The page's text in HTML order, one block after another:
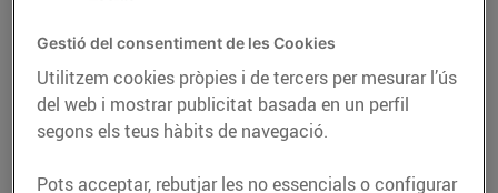
Consells per cuinar
amb vi
15/de setembre/2021
Gestió del consentiment de les Cookies
Utilitzem cookies pròpies i de tercers per mesurar l’ús
del web i mostrar publicitat basada en un perfil
segons els teus hàbits de navegació.
Pots acceptar, rebutjar les no essencials o configurar